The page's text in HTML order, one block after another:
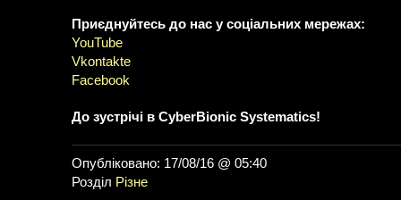
Приєднуйтесь до нас у соціальних мережах:
YouTube
Vkontakte
Facebook
До зустрічі в CyberBionic Systematics!
Опубліковано: 17/08/16 @ 05:40
Розділ Різне